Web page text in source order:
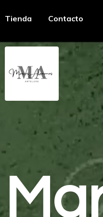
Tienda Contacto